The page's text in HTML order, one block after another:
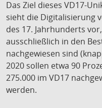
Das Ziel dieses VD17-
sieht die Digitalisierung
des 17. Jahrhunderts
ausschließlich in den
nachgewiesen sind
2020 sollen etwa 90
275.000 im VD17
werden.